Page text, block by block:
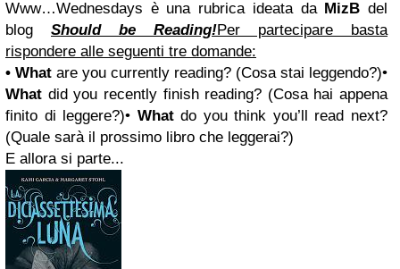
Www…Wednesdays è una rubrica ideata da MizB del
blog Should be Reading!Per partecipare basta
rispondere alle seguenti tre domande:
• What are you currently reading? (Cosa stai leggendo?)•
What did you recently finish reading? (Cosa hai appena
finito di leggere?)• Whatdo you think you’ll read next?
(Quale sarà il prossimo libro che leggerai?)
E allora si parte...